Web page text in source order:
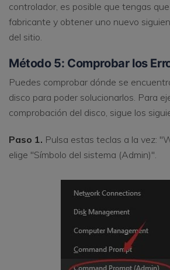
controlador, es posible que tengas
fabricante y obtener uno nuevo
del sitio.
Método 5: Comprobar los
Puedes comprobar dónde se
disco para poder solucionarlos. Para
comprobación del disco, sigue los
Paso 1. Pulsa estas teclas a la vez:
elige "Símbolo del sistema (Admin)".